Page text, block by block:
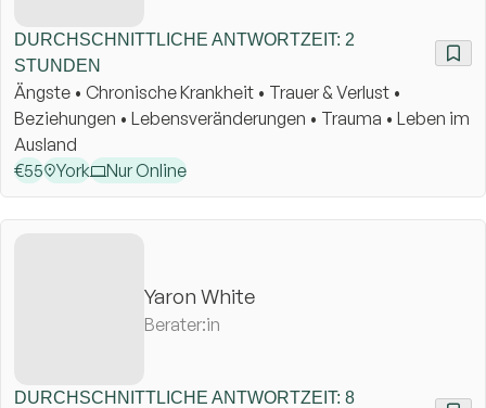
DURCHSCHNITTLICHE ANTWORTZEIT: 2
STUNDEN
Ängste • Chronische Krankheit • Trauer & Verlust •
Beziehungen • Lebensveränderungen • Trauma • Leben im
Ausland
€55 York Nur Online
Yaron White
Berater:in
DURCHSCHNITTLICHE ANTWORTZEIT: 8